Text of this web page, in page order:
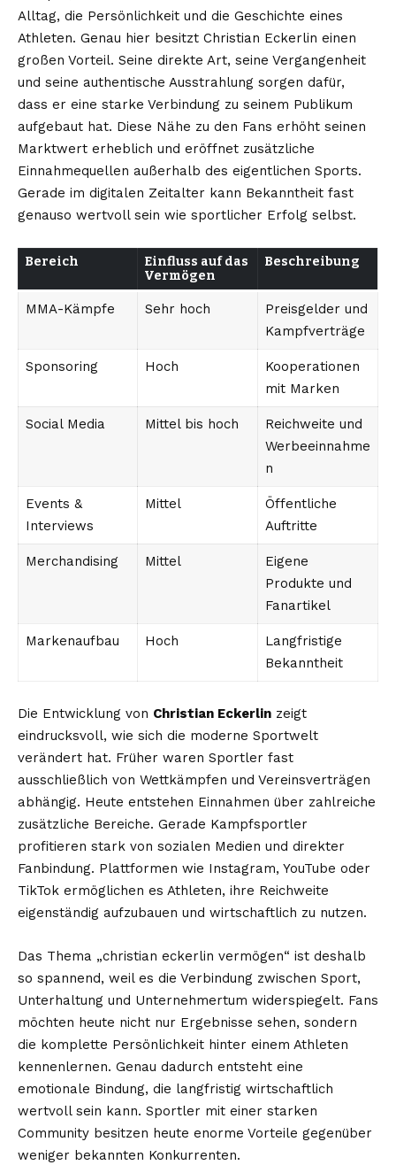
Alltag, die Persönlichkeit und die Geschichte eines
Athleten. Genau hier besitzt Christian Eckerlin einen
großen Vorteil. Seine direkte Art, seine Vergangenheit
und seine authentische Ausstrahlung sorgen dafür,
dass er eine starke Verbindung zu seinem Publikum
aufgebaut hat. Diese Nähe zu den Fans erhöht seinen
Marktwert erheblich und eröffnet zusätzliche
Einnahmequellen außerhalb des eigentlichen Sports.
Gerade im digitalen Zeitalter kann Bekanntheit fast
genauso wertvoll sein wie sportlicher Erfolg selbst.
Bereich
Einfluss auf das
Vermögen
Beschreibung
MMA-Kämpfe Sehr hoch
Preisgelder und
Kampfverträge
Sponsoring Hoch
Kooperationen
mit Marken
Social Media Mittel bis hoch
Reichweite und
Werbeeinnahme
n
Events &
Interviews
Mittel
Öffentliche
Auftritte
Merchandising Mittel
Eigene
Produkte und
Fanartikel
Markenaufbau Hoch
Langfristige
Bekanntheit
Die Entwicklung von Christian Eckerlin zeigt
eindrucksvoll, wie sich die moderne Sportwelt
verändert hat. Früher waren Sportler fast
ausschließlich von Wettkämpfen und Vereinsverträgen
abhängig. Heute entstehen Einnahmen über zahlreiche
zusätzliche Bereiche. Gerade Kampfsportler
profitieren stark von sozialen Medien und direkter
Fanbindung. Plattformen wie Instagram, YouTube oder
TikTok ermöglichen es Athleten, ihre Reichweite
eigenständig aufzubauen und wirtschaftlich zu nutzen.
Das Thema „christian eckerlin vermögen“ ist deshalb
so spannend, weil es die Verbindung zwischen Sport,
Unterhaltung und Unternehmertum widerspiegelt. Fans
möchten heute nicht nur Ergebnisse sehen, sondern
die komplette Persönlichkeit hinter einem Athleten
kennenlernen. Genau dadurch entsteht eine
emotionale Bindung, die langfristig wirtschaftlich
wertvoll sein kann. Sportler mit einer starken
Community besitzen heute enorme Vorteile gegenüber
weniger bekannten Konkurrenten.